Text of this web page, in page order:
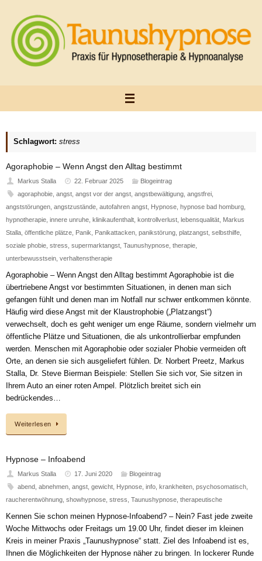
springen
Schlagwort: stress
Agoraphobie – Wenn Angst den Alltag bestimmt
Markus Stalla 22. Februar 2025
Blogeintrag
agoraphobie, angst, angst vor der angst, angstbewältigung, angstfrei,
angststörungen angstzustände autofahren angst Hypnose hypnose bad homburg
hypnotherapie innere unruhe klinikaufenthalt kontrollverlust lebensqualität Markus
Stalla öffentliche plätze Panik Panikattacken panikstörung platzangst selbsthilfe
soziale phobie stress supermarktangst Taunushypnose therapie
unterbewusstsein verhaltenstherapie
Agoraphobie – Wenn Angst den Alltag bestimmt Agoraphobie ist die
übertriebene Angst vor bestimmten Situationen, in denen man sich
gefangen fühlt und denen man im Notfall nur schwer entkommen könnte.
Häufig wird diese Angst mit der Klaustrophobie („Platzangst“)
verwechselt, doch es geht weniger um enge Räume, sondern vielmehr um
öffentliche Plätze und Situationen, die als unkontrollierbar empfunden
werden. Menschen mit Agoraphobie oder sozialer Phobie vermeiden oft
Orte, an denen sie sich ausgeliefert fühlen. Dr. Norbert Preetz, Markus
Stalla, Dr. Steve Bierman Beispiele: Stellen Sie sich vor, Sie sitzen in
Ihrem Auto an einer roten Ampel. Plötzlich breitet sich ein
bedrückendes…
Weiterlesen
Hypnose – Infoabend
Markus Stalla 17. Juni 2020
Blogeintrag
abend, abnehmen, angst, gewicht, Hypnose, info, krankheiten, psychosomatisch,
raucherentwöhnung, showhypnose, stress, Taunushypnose, therapeutische
Kennen Sie schon meinen Hypnose-Infoabend? – Nein? Fast jede zweite
Woche Mittwochs oder Freitags um 19.00 Uhr, findet dieser im kleinen
Kreis in meiner Praxis „Taunushypnose“ statt. Ziel des Infoabend ist es,
Ihnen die Möglichkeiten der Hypnose näher zu bringen. In lockerer Runde